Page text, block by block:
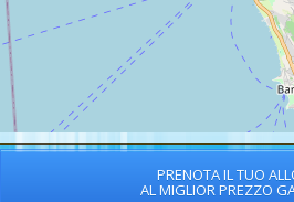
PRENOTA IL TUO
AL MIGLIOR PREZZO